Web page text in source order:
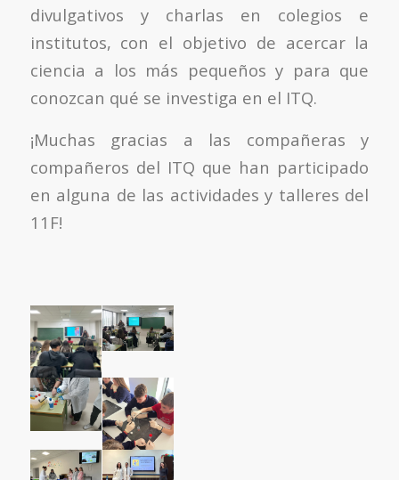
divulgativos y charlas en colegios e
institutos, con el objetivo de acercar la
ciencia a los más pequeños y para que
conozcan qué se investiga en el ITQ.
¡Muchas gracias a las compañeras y
compañeros del ITQ que han participado
en alguna de las actividades y talleres del
11F!